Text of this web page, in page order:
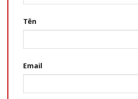
Tên
Email